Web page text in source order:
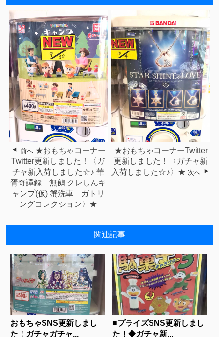
前へ ★おもちゃコーナー
Twitter更新しました！〈ガ
チャ新入荷しました☆♪ 華
胥奇譚録 無鵺 クレしんキ
ャンプ(仮) 蟹洗車 ガトリ
ングコレクション〉★
★おもちゃコーナーTwitter
更新しました！〈ガチャ新
入荷しました☆♪〉★ 次へ
関連記事
おもちゃSNS更新しまし
た！ガチャガチャ...
■プライズSNS更新しまし
た！◆ガチャ新...